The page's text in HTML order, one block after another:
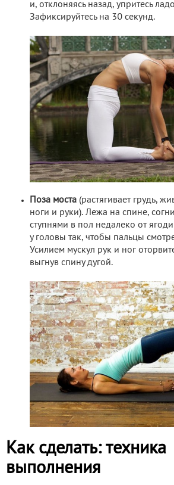
и, отклоняясь назад, упритесь
Зафиксируйтесь на 30 секунд.
Поза моста (растягивает грудь,
ноги и руки). Лежа на спине,
ступнями в пол недалеко от
у головы так, чтобы пальцы
Усилием мускул рук и ног
выгнув спину дугой.
Как сделать: техника
выполнения